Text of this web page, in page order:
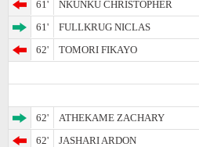
61'
NKUNKU CHRISTOPHER
61'
FULLKRUG NICLAS
62'
TOMORI FIKAYO
62'
ATHEKAME ZACHARY
62'
JASHARI ARDON